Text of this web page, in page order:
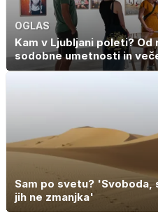
OGLAS
Kam v Ljubljani poleti?
sodobne umetnosti in
Sam po svetu?
jih ne zmanjka'